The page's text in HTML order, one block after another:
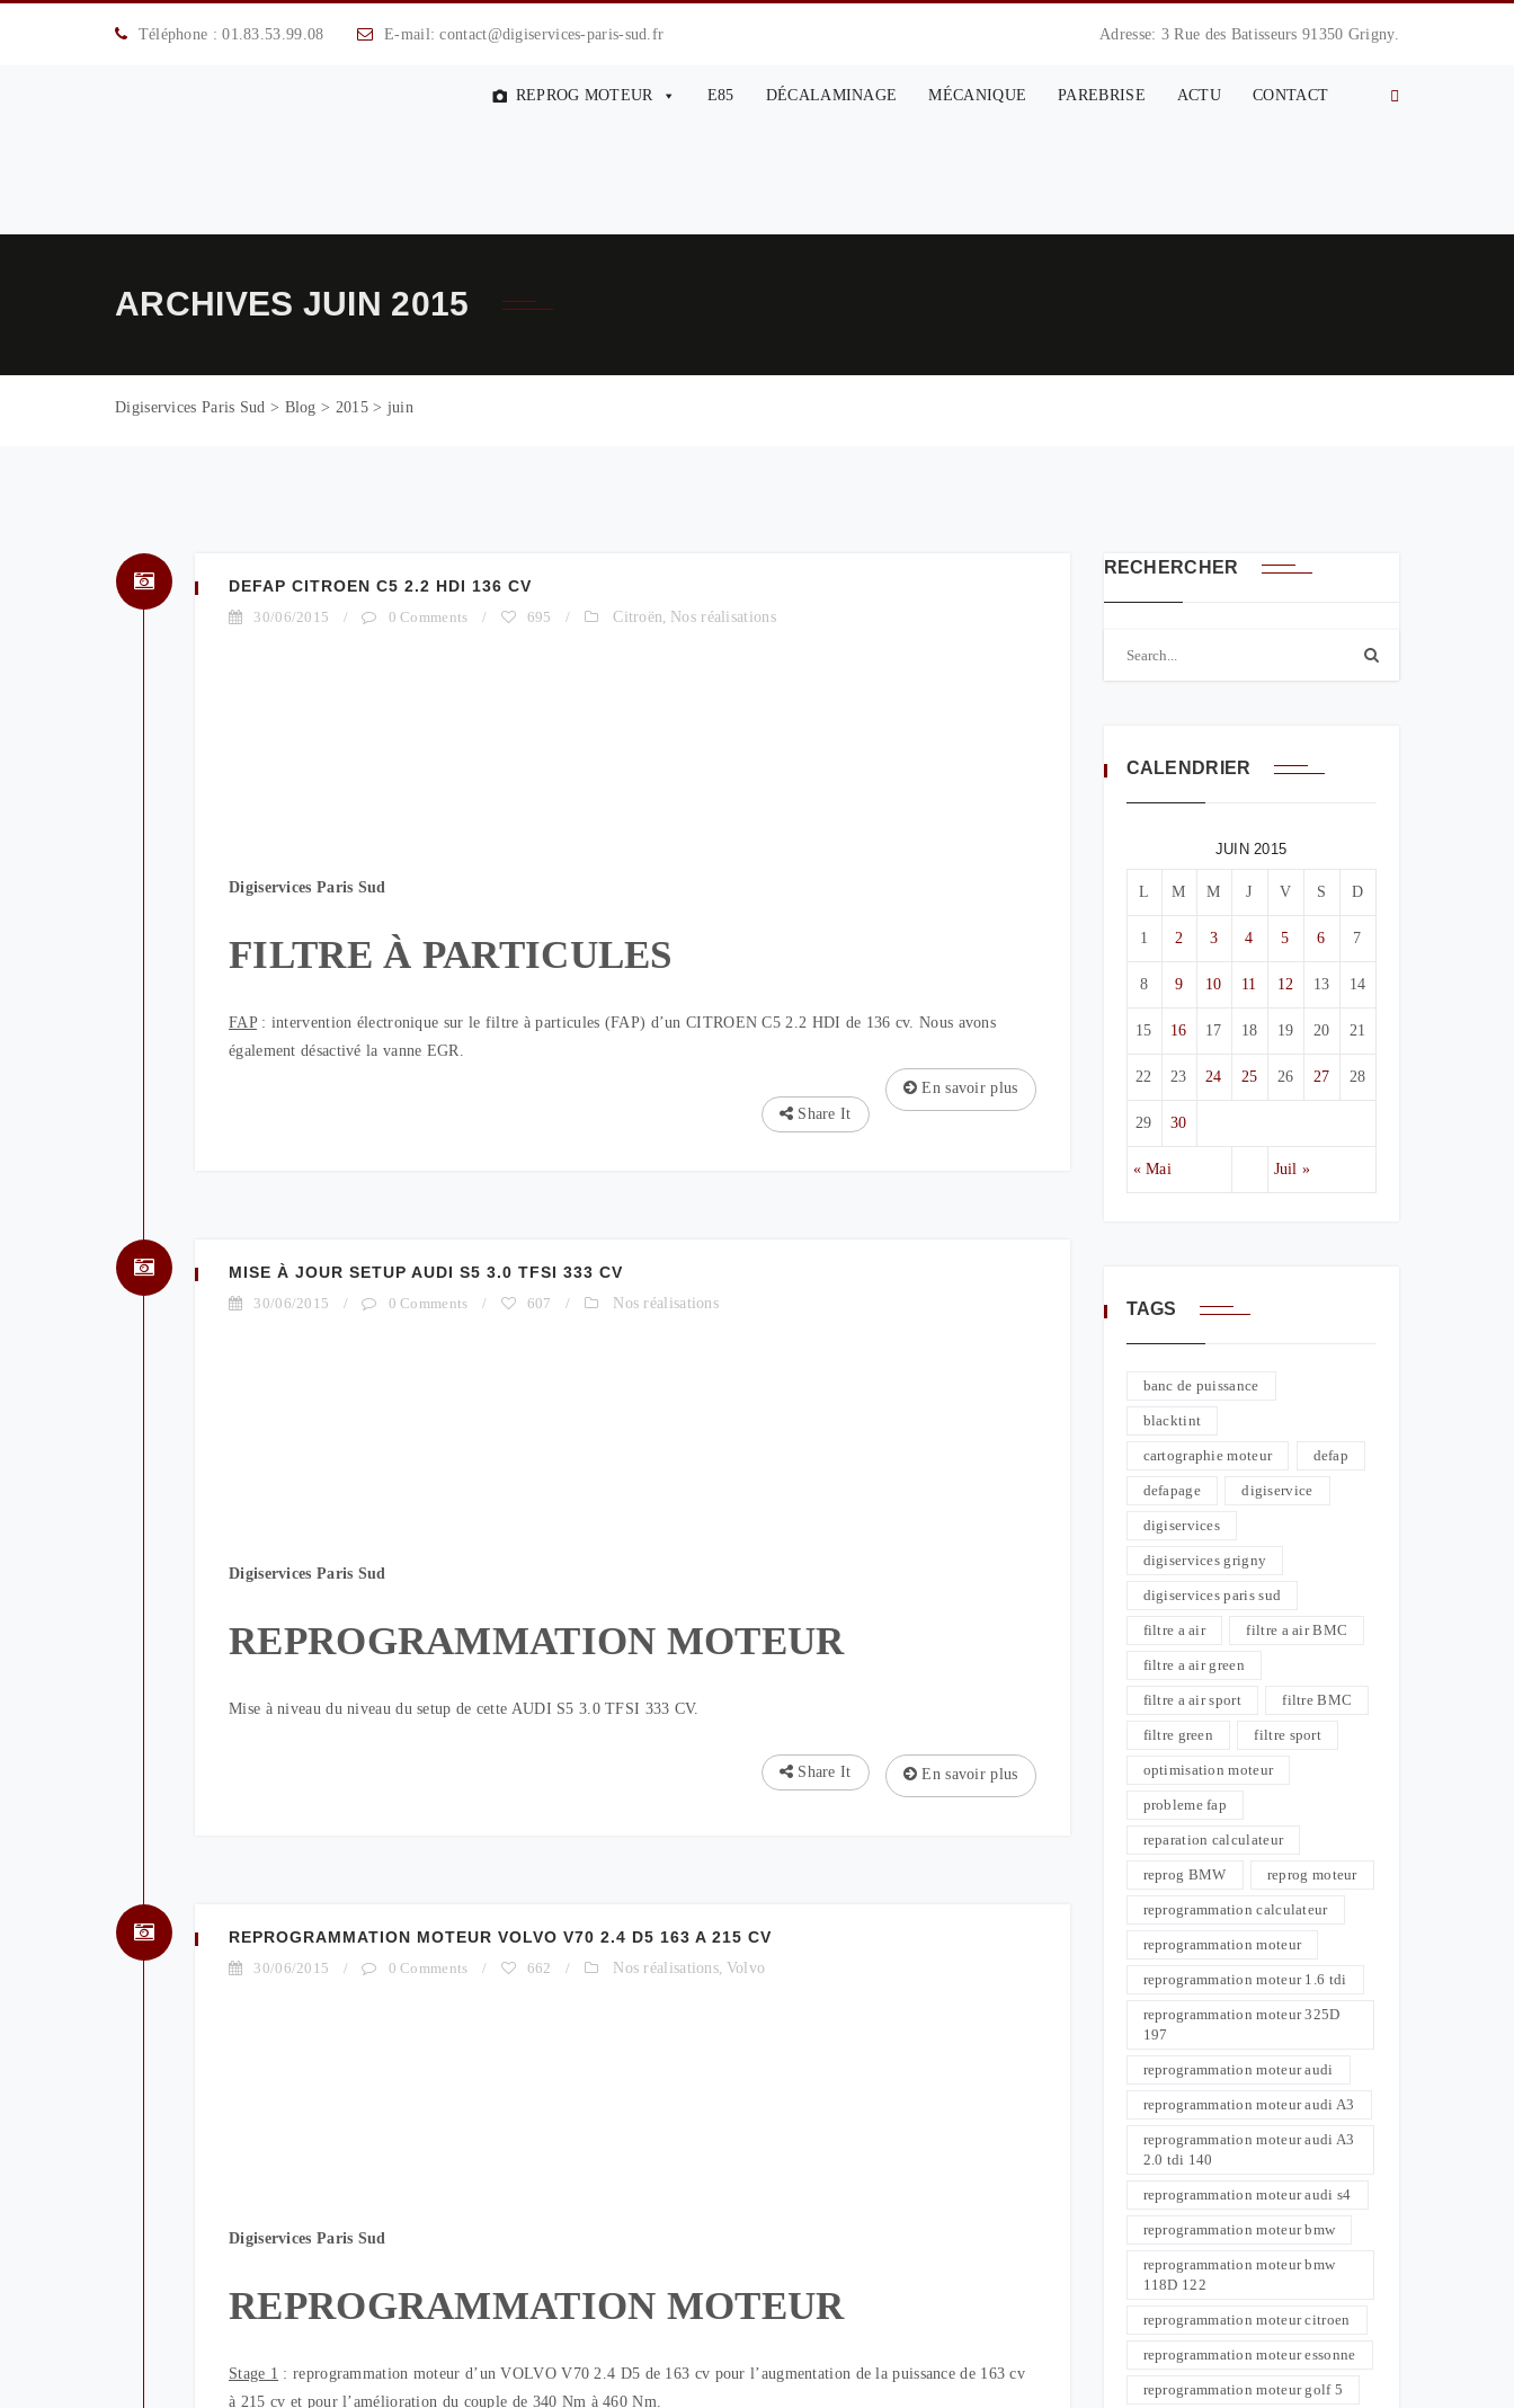
Téléphone : 01.83.53.99.08 E-mail: contact@digiservices-paris-sud.fr Adresse: 3 Rue des Batisseurs 91350 Grigny.
REPROG MOTEUR E85 DÉCALAMINAGE MÉCANIQUE PAREBRISE ACTU CONTACT
ARCHIVES JUIN 2015
Digiservices Paris Sud > Blog > 2015> juin
DEFAP CITROEN C5 2.2 HDI 136 CV
30/06/2015 / 0 Comments / 695 / Citroën, Nos réalisations
Digiservices Paris Sud
FILTRE À PARTICULES
FAP: intervention électronique sur le filtre à particules (FAP) d’un CITROEN C5 2.2 HDI de 136 cv. Nous avons
également désactivé la vanne EGR.
En savoir plus
Share It
MISE À JOUR SETUP AUDI S5 3.0 TFSI 333 CV
30/06/2015 / 0 Comments / 607 / Nos réalisations
Digiservices Paris Sud
REPROGRAMMATION MOTEUR
Mise à niveau du niveau du setup de cette AUDI S5 3.0 TFSI 333 CV.
En savoir plus
Share It
REPROGRAMMATION MOTEUR VOLVO V70 2.4 D5 163 A 215 CV
30/06/2015 / 0 Comments / 662 / Nos réalisations, Volvo
Digiservices Paris Sud
REPROGRAMMATION MOTEUR
Stage 1 : reprogrammation moteur d’un VOLVO V70 2.4 D5 de 163 cv pour l’augmentation de la puissance de 163 cv
à 215 cv et pour l’amélioration du couple de 340 Nm à 460 Nm.
RECHERCHER
CALENDRIER
JUIN 2015
L M M J V S D
« Mai Juil »
1 2 3 4 5 6 7
8 9 10 11 12 13 14
15 16 17 18 19 20 21
22 23 24 25 26 27 28
29 30
TAGS
banc de puissance
blacktint
cartographie moteur defap
defapage digiservice
digiservices
digiservices grigny
digiservices paris sud
filtre a air filtre a air BMC
filtre a air green
filtre a air sport filtre BMC
filtre green filtre sport
optimisation moteur
probleme fap
reparation calculateur
reprog BMW reprog moteur
reprogrammation calculateur
reprogrammation moteur
reprogrammation moteur 1.6 tdi
reprogrammation moteur 325D
197
reprogrammation moteur audi
reprogrammation moteur audi A3
reprogrammation moteur audi A3
2.0 tdi 140
reprogrammation moteur audi s4
reprogrammation moteur bmw
reprogrammation moteur bmw
118D 122
reprogrammation moteur citroen
reprogrammation moteur essonne
reprogrammation moteur golf 5